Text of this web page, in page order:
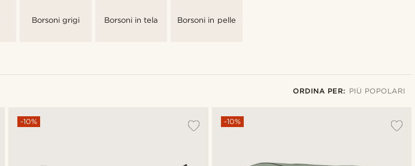
Borsoni grigi Borsoni in tela Borsoni in pelle
ORDINA PER: PIÙ POPOLARI
-10% -10%